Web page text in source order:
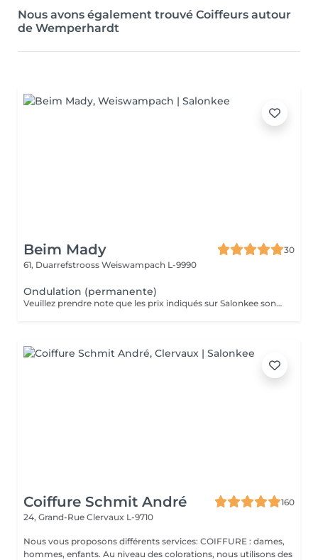
Nous avons également trouvé Coiffeurs autour
de Wemperhardt
Beim Mady
30
61, Duarrefstrooss Weiswampach L-9990
Ondulation (permanente)
Veuillez prendre note que les prix indiqués sur Salonkee sont communiqués à titre informatif et s'entendent de base. Ces derniers sont susceptibles de varier selon le diagnostic réalisé à votre arrivée au salon et l'expertise du professionnel à qui vous confiez votre beauté. Dans tous les cas, un devis précis vous sera proposé et toutes réalisations de prestations seront effectuées avec votre accord. Un grand merci d'avance pour votre compréhension. Au plaisir de vous recevoir très vite.
Coiffure Schmit André
160
24, Grand-Rue Clervaux L-9710
Nous vous proposons différents services: COIFFURE : dames,
hommes, enfants. Au niveau des colorations, nous utilisons des